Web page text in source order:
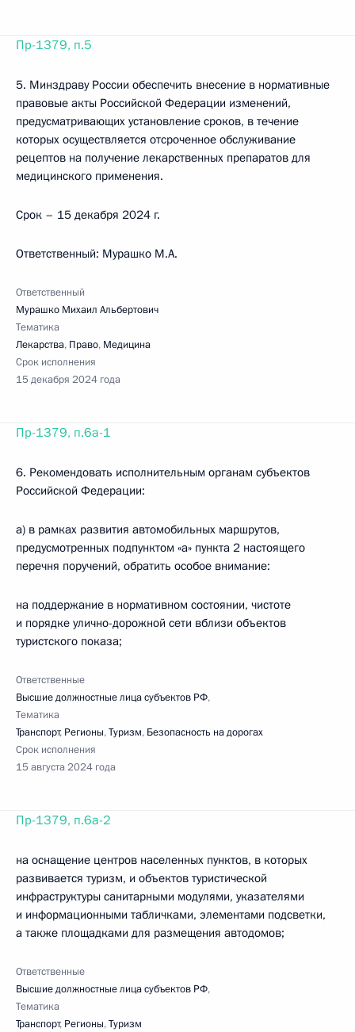
Пр-1379, п.5
5. Минздраву России обеспечить внесение в нормативные
правовые акты Российской Федерации изменений,
предусматривающих установление сроков, в течение
которых осуществляется отсроченное обслуживание
рецептов на получение лекарственных препаратов для
медицинского применения.
Срок – 15 декабря 2024 г.
Ответственный: Мурашко М.А.
Ответственный
Мурашко Михаил Альбертович
Тематика
Лекарства, Право, Медицина
Срок исполнения
15 декабря 2024 года
Пр-1379, п.6а-1
6. Рекомендовать исполнительным органам субъектов
Российской Федерации:
а) в рамках развития автомобильных маршрутов,
предусмотренных подпунктом «а» пункта 2 настоящего
перечня поручений, обратить особое внимание:
на поддержание в нормативном состоянии, чистоте
и порядке улично-дорожной сети вблизи объектов
туристского показа;
Ответственные
Высшие должностные лица субъектов РФ,
Тематика
Транспорт, Регионы,Туризм, Безопасность на дорогах
Срок исполнения
15 августа 2024 года
Пр-1379, п.6а-2
на оснащение центров населенных пунктов, в которых
развивается туризм, и объектов туристической
инфраструктуры санитарными модулями, указателями
и информационными табличками, элементами подсветки,
а также площадками для размещения автодомов;
Ответственные
Высшие должностные лица субъектов РФ,
Тематика
Транспорт, Регионы,Туризм